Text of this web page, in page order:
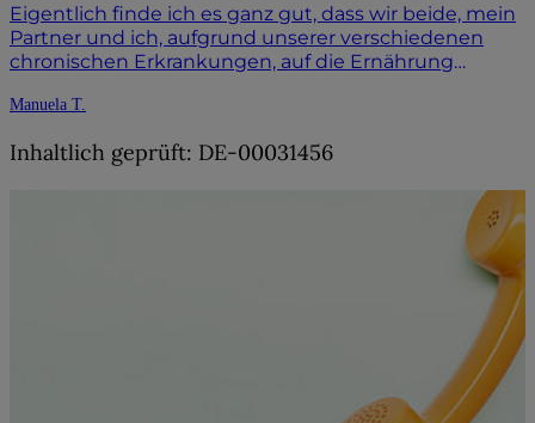
Eigentlich finde ich es ganz gut, dass wir beide, mein
Partner und ich, aufgrund unserer verschiedenen
chronischen Erkrankungen, auf die Ernährung
Ernährung ist ein sehr komplexes Themengebiet.
fündig und erhält viele verschiedene Empfehlungen.
Manuela T.
Inhaltlich geprüft: DE-00031456